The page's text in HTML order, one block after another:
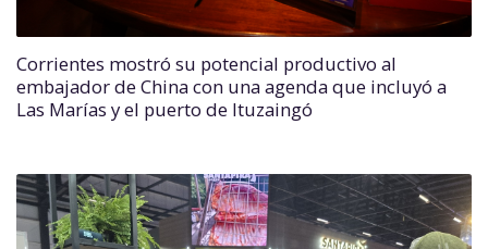
Corrientes mostró su potencial productivo al
embajador de China con una agenda que incluyó a
Las Marías y el puerto de Ituzaingó